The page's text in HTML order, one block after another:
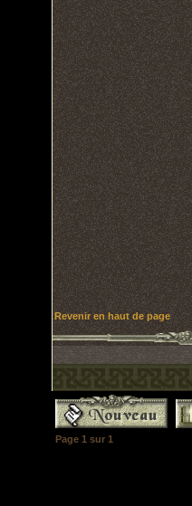
Revenir en haut de page
Page 1 sur 1